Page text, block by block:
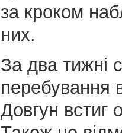
за кроком
них.
За два тижні
перебування
Довгун встиг